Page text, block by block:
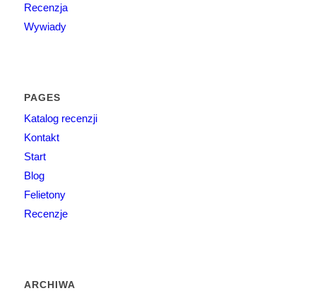
Recenzja
Wywiady
PAGES
Katalog recenzji
Kontakt
Start
Blog
Felietony
Recenzje
ARCHIWA